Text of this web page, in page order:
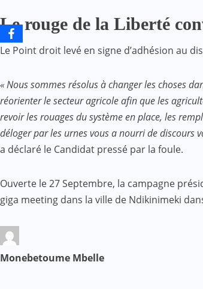
Le rouge de la Liberté
Le Point droit levé en signe d’adhésion au
« Nous sommes résolus à changer les choses
réorienter le secteur agricole afin que les
revoir les rouages du système en place, les
déloger par les urnes vous a nourri de discours
a déclaré le Candidat pressé par la foule.
Ouverte le 27 Septembre, la campagne
giga meeting dans la ville de Ndikinimeki
Monebetoume Mbelle